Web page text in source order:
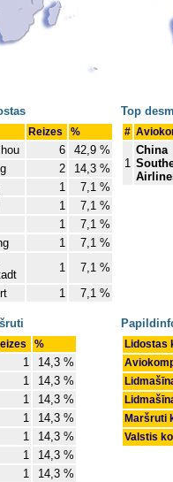
Reizes %
6
42,9 %
2
14,3 %
1
7,1 %
1
7,1 %
1
7,1 %
1
7,1 %
1
7,1 %
1 7,1 %
Top
#
1
China
%
1
14,3 %
1
14,3 %
1
14,3 %
1
14,3 %
1
14,3 %
1
14,3 %
1 14,3 %
Lidostas
Maršruti
Valstis